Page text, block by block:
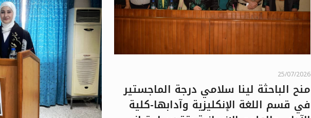
25/07/2026
منح الباحثة لينا سلامي درجة الماجستير
في قسم اللغة الإنكليزية وآدابها-كلية